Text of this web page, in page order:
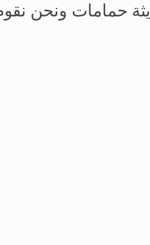
حمامات ونحن نقوم